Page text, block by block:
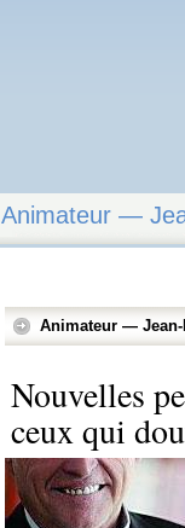
Animateur —
Animateur — Jean-
Nouvelles
ceux qui